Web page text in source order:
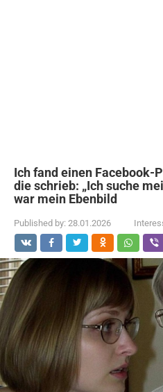
Ich fand einen Facebook-
die schrieb: „Ich suche
war mein Ebenbild
Published by: 28.01.2026